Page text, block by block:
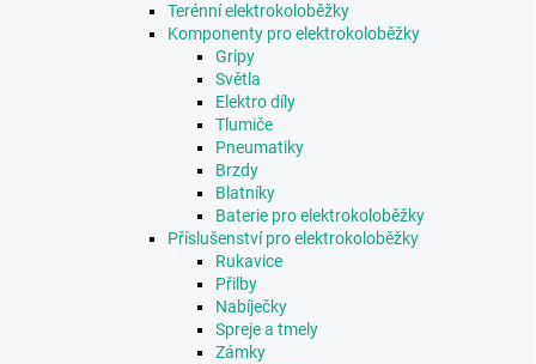
Terénní elektrokoloběžky
Komponenty pro elektrokoloběžky
Gripy
Světla
Elektro díly
Tlumiče
Pneumatiky
Brzdy
Blatníky
Baterie pro elektrokoloběžky
Příslušenství pro elektrokoloběžky
Rukavice
Přilby
Nabíječky
Spreje a tmely
Zámky